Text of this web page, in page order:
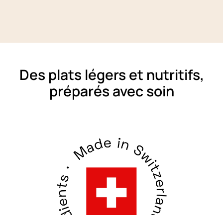
Des plats légers et nutritifs,
préparés avec soin